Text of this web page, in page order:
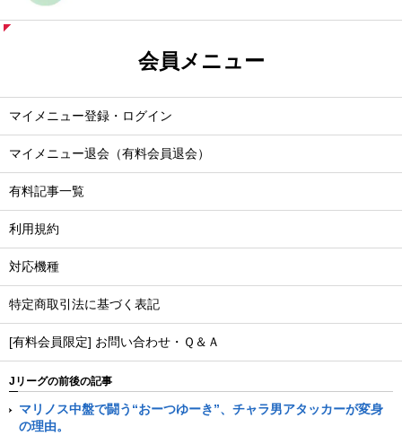
会員メニュー
マイメニュー登録・ログイン
マイメニュー退会（有料会員退会）
有料記事一覧
利用規約
対応機種
特定商取引法に基づく表記
[有料会員限定] お問い合わせ・Ｑ＆Ａ
Jリーグの前後の記事
マリノス中盤で闘う“おーつゆーき”、チャラ男アタッカーが変身
の理由。